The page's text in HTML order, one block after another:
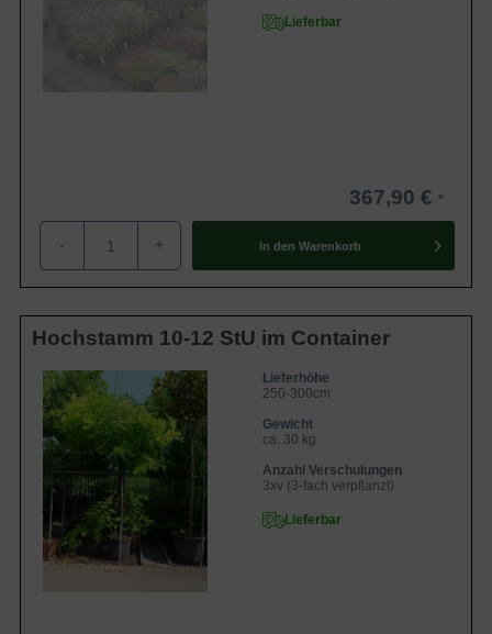
Lieferbar
367,90 €
- + In den Warenkorb
Hochstamm 10-12 StU im Container
Lieferhöhe
250-300cm
Gewicht
ca. 30 kg
Anzahl Verschulungen
3xv (3-fach verpflanzt)
Lieferbar